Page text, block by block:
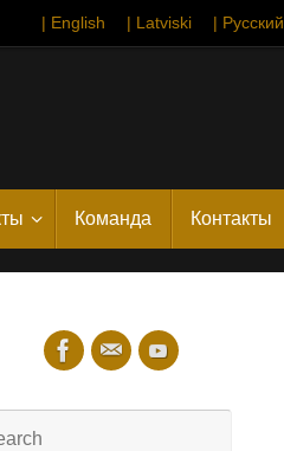
| English | Latviski | Русский
Команда Контакты